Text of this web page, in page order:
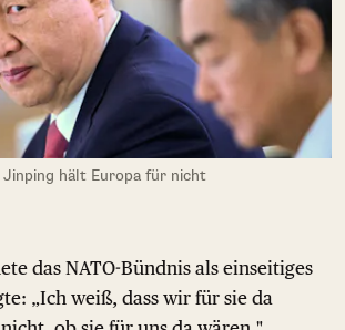
Jinping hält Europa für nicht
das NATO-Bündnis als einseitiges
„Ich weiß, dass wir für sie da